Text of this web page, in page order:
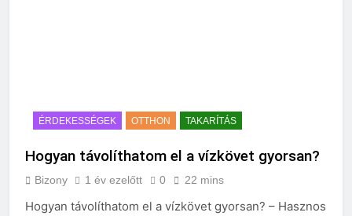
ÉRDEKESSÉGEK OTTHON TAKARÍTÁS
Hogyan távolíthatom el a vízkövet gyorsan?
Bizony 1 év ezelőtt 0 22 mins
Hogyan távolíthatom el a vízkövet gyorsan? – Hasznos